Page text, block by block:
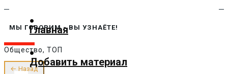
Технологии
Предложить новость
О нас
Главная
Добавить материал
МЫ ГОВОРИМ - ВЫ УЗНАЁТЕ!
Общество, ТОП
← Назад